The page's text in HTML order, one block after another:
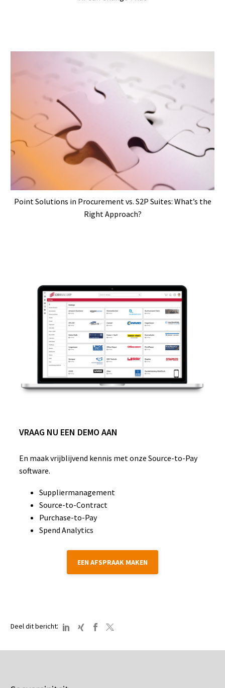
Point Solutions in Procurement vs. S2P Suites: What’s the
Right Approach?
VRAAG NU EEN DEMO AAN
En maak vrijblijvend kennis met onze Source-to-Pay
software.
Suppliermanagement
Source-to-Contract
Purchase-to-Pay
Spend Analytics
EEN AFSPRAAK MAKEN
Deel dit bericht: